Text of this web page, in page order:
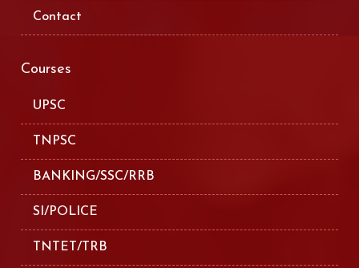
Contact
Courses
UPSC
TNPSC
BANKING/SSC/RRB
SI/POLICE
TNTET/TRB